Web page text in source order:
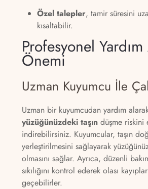
Özel talepler, tamir süresini
kısaltabilir.
Profesyonel
Önemi
Uzman Kuyumcu İle
Uzman bir kuyumcudan yardım
yüzüğünüzdeki taşın düşme riskini
indirebilirsiniz. Kuyumcular, taşın
yerleştirilmesini sağlayarak
olmasını sağlar. Ayrıca, düzenli
sıkılığını kontrol ederek olası
geçebilirler.